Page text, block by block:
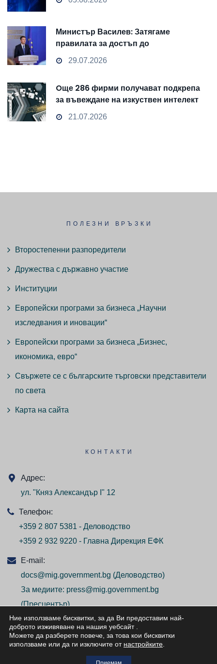
Министър Василев: Затягаме
правилата за достъп до
чувствителни данни
29.07.2026
Oще 286 фирми получават подкрепа
за въвеждане на изкуствен интелект
и облачни технологии
21.07.2026
ПОЛЕЗНИ ВРЪЗКИ
Второстепенни разпоредители
Дружества с държавно участие
Институции
Европейски програми за бизнеса „Научни
изследвания и иновации“
Европейски програми за бизнеса „Бизнес,
икономика, евро“
Свържете се с българските търговски представители
по света
Карта на сайта
КОНТАКТИ
Адрес:
ул. "Княз Александър I" 12
Телефон:
+359 2 807 5381 - Деловодство
+359 2 932 9220 - Главна Дирекция ЕФК
E-mail:
docs@mig.government.bg (Деловодство)
За медиите: press@mig.government.bg
(Пресцентър)
© ВСИЧКИ ПРАВА ЗАПАЗЕНИ/ALL RIGHTS
Ние използваме бисквитки, за да Ви предоставим най-
доброто изживяване на нашия уебсайт.
Можете да разберете повече, за това кои бисквитки
използваме или да ги изключите от настройките